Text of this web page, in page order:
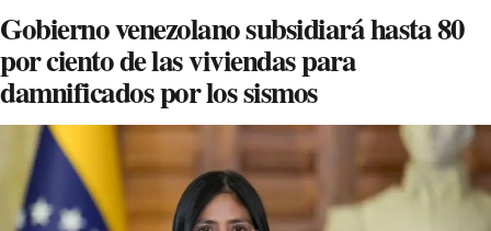
Gobierno venezolano subsidiará hasta 80
por ciento de las viviendas para
damnificados por los sismos